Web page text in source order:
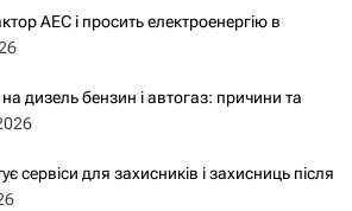
АЕС і просить електроенергію в
на дизель бензин і автогаз: причини та
сервіси для захисників і захисниць після